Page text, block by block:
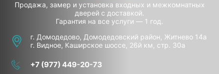
Продажа, замер и установка входных и межкомнатных
дверей с доставкой.
Гарантия на все услуги — 1 год.
г. Домодедово, Домодедовский район, Житнево 14а
г. Видное, Каширское шоссе, 26й км, стр. 30а
+7 (977) 449-20-73